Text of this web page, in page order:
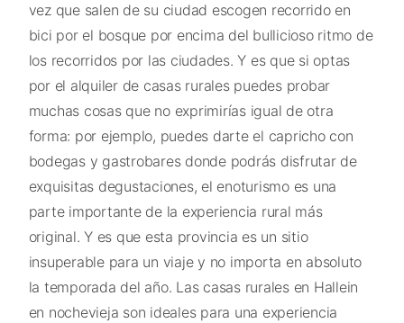
vez que salen de su ciudad escogen recorrido en
bici por el bosque por encima del bullicioso ritmo de
los recorridos por las ciudades. Y es que si optas
por el alquiler de casas rurales puedes probar
muchas cosas que no exprimirías igual de otra
forma: por ejemplo, puedes darte el capricho con
bodegas y gastrobares donde podrás disfrutar de
exquisitas degustaciones, el enoturismo es una
parte importante de la experiencia rural más
original. Y es que esta provincia es un sitio
insuperable para un viaje y no importa en absoluto
la temporada del año. Las casas rurales en Hallein
en nochevieja son ideales para una experiencia